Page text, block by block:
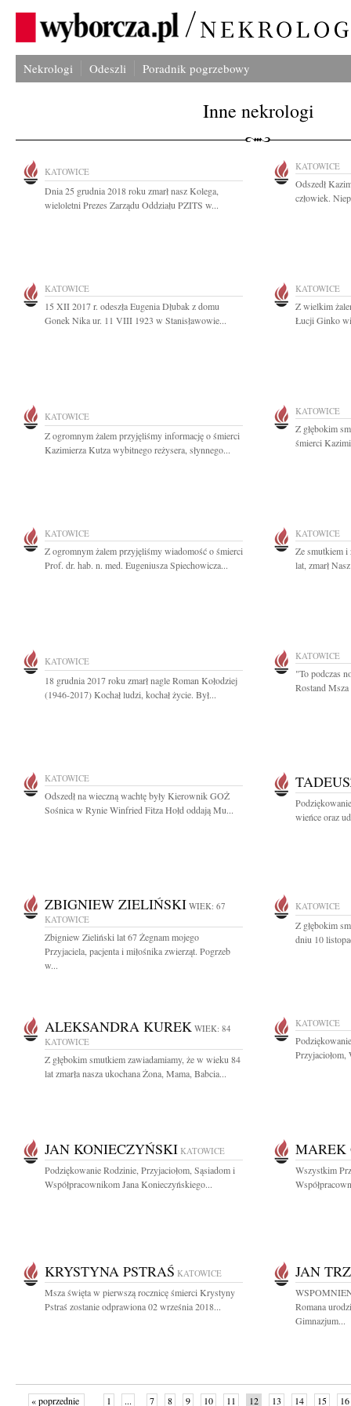
Nekrologi Odeszli Poradnik pogrzebowy
Inne nekrologi
KATOWICE
Dnia 25 grudnia 2018 roku zmarł nasz Kolega,
wieloletni Prezes Zarządu Oddziału PZITS w...
KATOWICE
Odszedł
człowiek.
KATOWICE
15 XII 2017 r. odeszła Eugenia Dłubak z domu
Gonek Nika ur. 11 VIII 1923 w Stanisławowie...
KATOWICE
Z wielkim
Łucji Ginko
KATOWICE
Z ogromnym żalem przyjęliśmy informację o śmierci
Kazimierza Kutza wybitnego reżysera, słynnego...
KATOWICE
Z głębokim
śmierci
KATOWICE
Z ogromnym żalem przyjęliśmy wiadomość o śmierci
Prof. dr. hab. n. med. Eugeniusza Spiechowicza...
KATOWICE
Ze smutkiem i
lat, zmarł
KATOWICE
18 grudnia 2017 roku zmarł nagle Roman Kołodziej
(1946-2017) Kochał ludzi, kochał życie. Był...
KATOWICE
"To podczas
Rostand
KATOWICE
Odszedł na wieczną wachtę były Kierownik GOŻ
Sośnica w Rynie Winfried Fitza Hołd oddają Mu...
wieńce oraz
ZBIGNIEW ZIELIŃSKI WIEK: 67
KATOWICE
Zbigniew Zieliński lat 67 Żegnam mojego
Przyjaciela, pacjenta i miłośnika zwierząt. Pogrzeb
w...
KATOWICE
Z głębokim
dniu 10
ALEKSANDRA KUREK WIEK: 84
KATOWICE
Z głębokim smutkiem zawiadamiamy, że w wieku 84
lat zmarła nasza ukochana Żona, Mama, Babcia...
KATOWICE
Przyjaciołom,
JAN KONIECZYŃSKI KATOWICE
Podziękowanie Rodzinie, Przyjaciołom, Sąsiadom i
Współpracownikom Jana Konieczyńskiego...
MAREK
Wszystkim
KRYSTYNA PSTRAŚ KATOWICE
Msza święta w pierwszą rocznicę śmierci Krystyny
Pstraś zostanie odprawiona 02 września 2018...
JAN
Romana
Gimnazjum...
« poprzednie 1 ... 7 8 9 10 11 12 13 14 15 16